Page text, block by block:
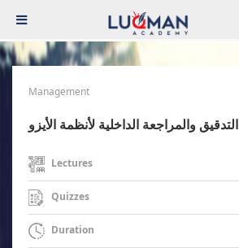
Management
التدقيق والمراجعة الداخلية لأنظمة الأيزو
Lectures
Quizzes
Duration